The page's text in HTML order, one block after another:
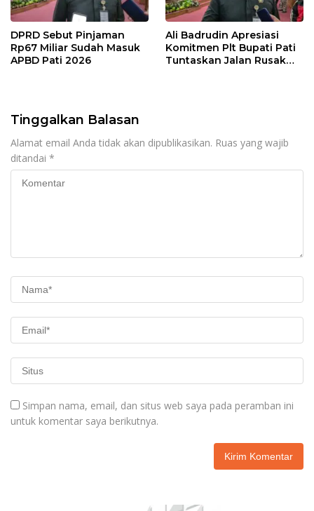
DPRD Sebut Pinjaman
Rp67 Miliar Sudah Masuk
APBD Pati 2026
Ali Badrudin Apresiasi
Komitmen Plt Bupati Pati
Tuntaskan Jalan Rusak
Tinggalkan Balasan
Alamat email Anda tidak akan dipublikasikan. Ruas yang wajib
ditandai *
Simpan nama, email, dan situs web saya pada peramban ini
untuk komentar saya berikutnya.